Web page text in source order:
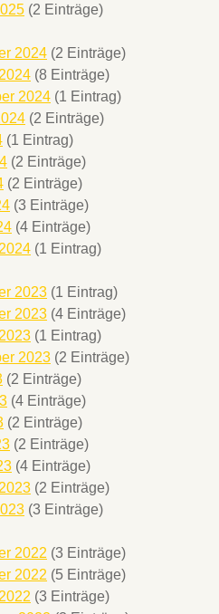
(2 Einträge)
2024 (2 Einträge)
(8 Einträge)
2024 (1 Eintrag)
(2 Einträge)
(1 Eintrag)
(2 Einträge)
(2 Einträge)
(3 Einträge)
(4 Einträge)
(1 Eintrag)
2023 (1 Eintrag)
2023 (4 Einträge)
(1 Eintrag)
2023 (2 Einträge)
(2 Einträge)
(4 Einträge)
(2 Einträge)
(2 Einträge)
(4 Einträge)
(2 Einträge)
(3 Einträge)
2022 (3 Einträge)
2022 (5 Einträge)
(3 Einträge)